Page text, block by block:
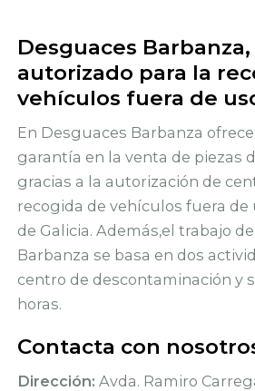
Desguaces
autorizado para la
vehículos fuera de
En Desguaces Barbanza
garantía en la venta de piezas
gracias a la autorización de
recogida de vehículos fuera de
de Galicia. Además,el trabajo
Barbanza se basa en dos
centro de descontaminación y
horas.
Contacta con
Dirección: Avda. Ramiro